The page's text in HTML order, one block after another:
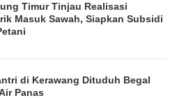
Timur Tinjau Realisasi
Masuk Sawah, Siapkan Subsidi
di Kerawang Dituduh Begal
Panas